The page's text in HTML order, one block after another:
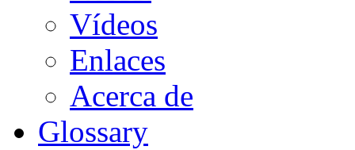
Vídeos
Enlaces
Acerca de
Glossary